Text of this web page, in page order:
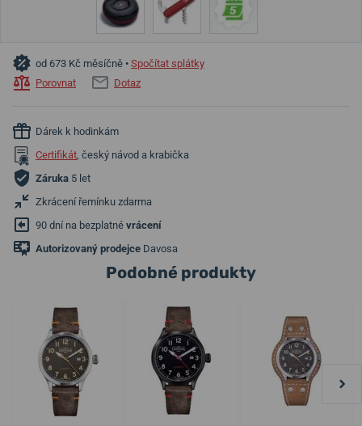
od 673 Kč měsíčně • Spočítat splátky
Porovnat
Dotaz
Dárek k hodinkám
Certifikát, český návod a krabička
Záruka 5 let
Zkrácení řemínku zdarma
90 dní na bezplatné vrácení
Autorizovaný prodejce Davosa
Podobné produkty